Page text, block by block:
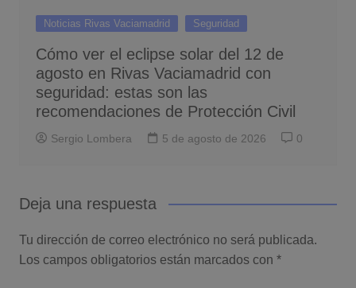
Noticias Rivas Vaciamadrid Seguridad
Cómo ver el eclipse solar del 12 de
agosto en Rivas Vaciamadrid con
seguridad: estas son las
recomendaciones de Protección Civil
Sergio Lombera 5 de agosto de 2026 0
Deja una respuesta
Tu dirección de correo electrónico no será publicada.
Los campos obligatorios están marcados con *